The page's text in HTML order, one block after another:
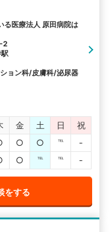
る医療法人 原田病院は
2
ョン科/皮膚科/泌尿器
金 土 日
祝
○ ○ ℡
-
○ ℡ ℡ -
をする